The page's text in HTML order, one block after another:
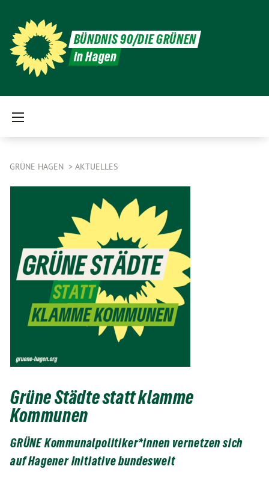
BÜNDNIS 90/DIE GRÜNEN
in Hagen
GRÜNE HAGEN AKTUELLES
Grüne Städte statt klamme
Kommunen
GRÜNE Kommunalpolitiker*innen vernetzen sich
auf Hagener Initiative bundesweit